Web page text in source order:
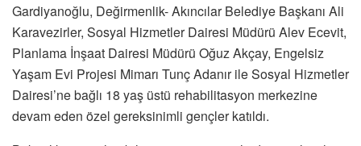
Gardiyanoğlu, Değirmenlik- Akıncılar Belediye Başkanı Ali
Karavezirler, Sosyal Hizmetler Dairesi Müdürü Alev Ecevit,
Planlama İnşaat Dairesi Müdürü Oğuz Akçay, Engelsiz
Yaşam Evi Projesi Mimarı Tunç Adanır ile Sosyal Hizmetler
Dairesi’ne bağlı 18 yaş üstü rehabilitasyon merkezine
devam eden özel gereksinimli gençler katıldı.